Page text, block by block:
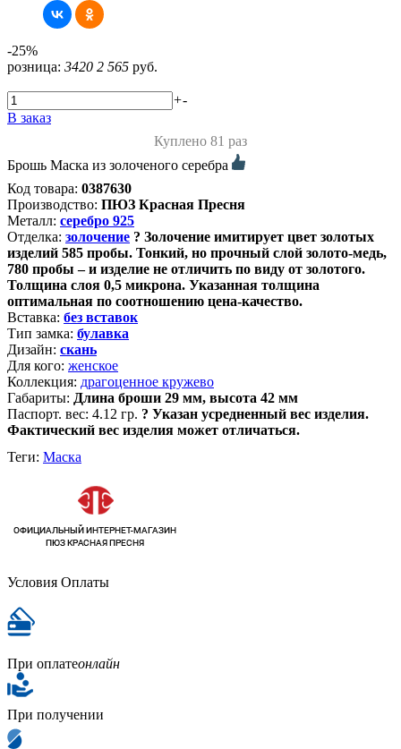
-25%
розница: 3420 2 565 руб.
+-
В заказ
Куплено 81 раз
Брошь Маска из золоченого серебра
Код товара: 0387630
Производство: ПЮЗ Красная Пресня
Металл: серебро 925
Отделка: золочение ? Золочение имитирует цвет золотых
изделий 585 пробы. Тонкий, но прочный слой золото-медь,
780 пробы – и изделие не отличить по виду от золотого.
Толщина слоя 0,5 микрона. Указанная толщина
оптимальная по соотношению цена-качество.
Вставка: без вставок
Тип замка: булавка
Дизайн: скань
Для кого: женское
Коллекция: драгоценное кружево
Габариты: Длина броши 29 мм, высота 42 мм
Паспорт. вес: 4.12 гр. ? Указан усредненный вес изделия.
Фактический вес изделия может отличаться.
Теги: Маска
Условия Оплаты
При оплатеонлайн
При получении